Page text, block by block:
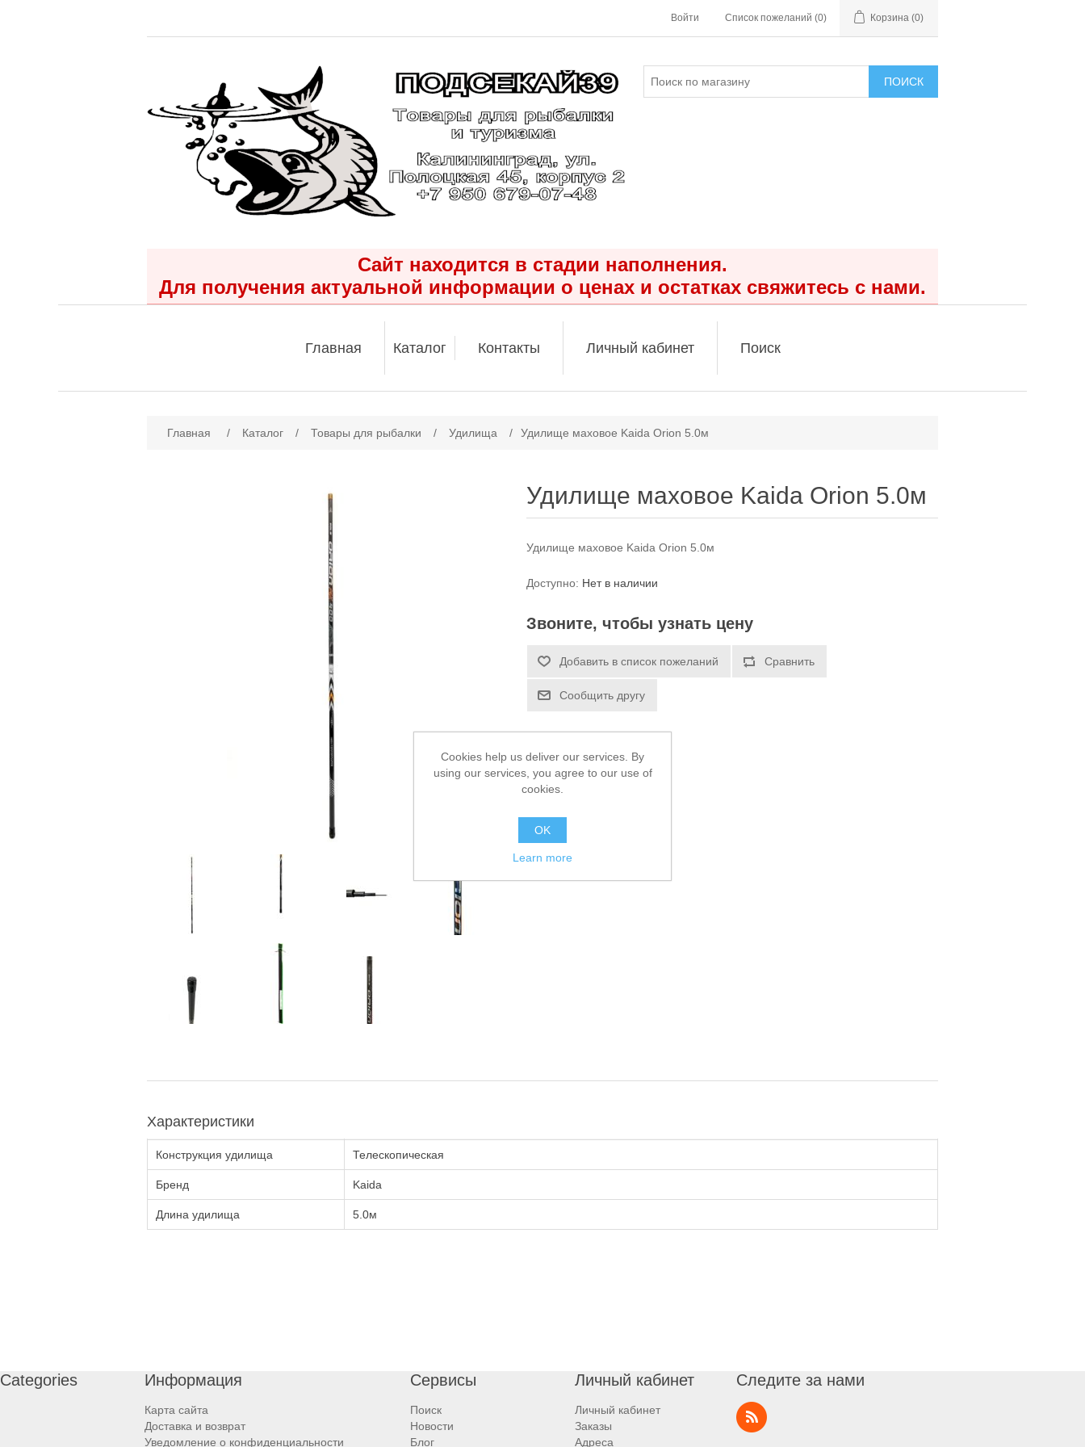
Войти Список пожеланий (0) Корзина (0)
ПОИСК
Сайт находится в стадии наполнения.
Для получения актуальной информации о ценах и остатках свяжитесь с нами.
Главная Каталог Контакты Личный кабинет Поиск
Главная / Каталог / Товары для рыбалки / Удилища / Удилище маховое Kaida Orion 5.0м
Удилище маховое Kaida Orion 5.0м
Удилище маховое Kaida Orion 5.0м
Доступно: Нет в наличии
Звоните, чтобы узнать цену
Добавить в список пожеланий Сравнить
Сообщить другу
Характеристики
Конструкция удилища Телескопическая
Бренд Kaida
Длина удилища 5.0м
Categories Информация
Карта сайта
Доставка и возврат
Уведомление о конфиденциальности
Сервисы
Поиск
Новости
Блог
Личный кабинет
Личный кабинет
Заказы
Адреса
Следите за нами
Cookies help us deliver our services. By
using our services, you agree to our use of
cookies.
OK
Learn more